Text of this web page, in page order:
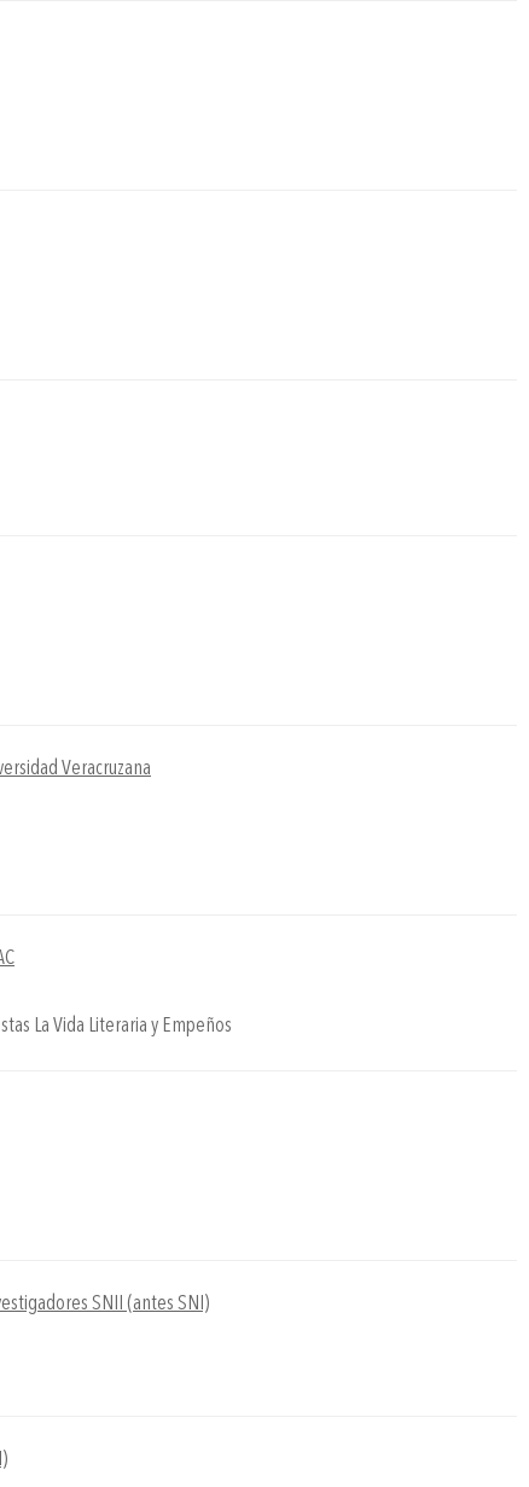
Veracruzana
La Vida Literaria y Empeños
SNII (antes SNI)